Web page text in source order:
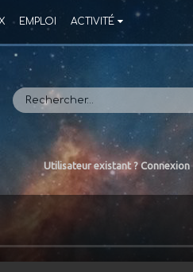
EMPLOI ACTIVITÉ
Utilisateur existant ? Connexion